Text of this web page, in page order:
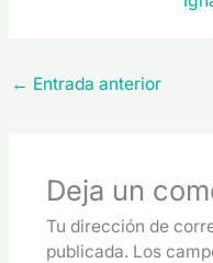
← Entrada anterior
Deja un
Tu dirección de
publicada. Los